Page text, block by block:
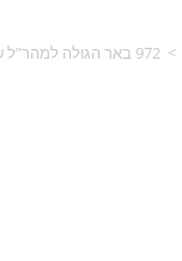
> 972 באר הגולה למהר”ל שיעור 22